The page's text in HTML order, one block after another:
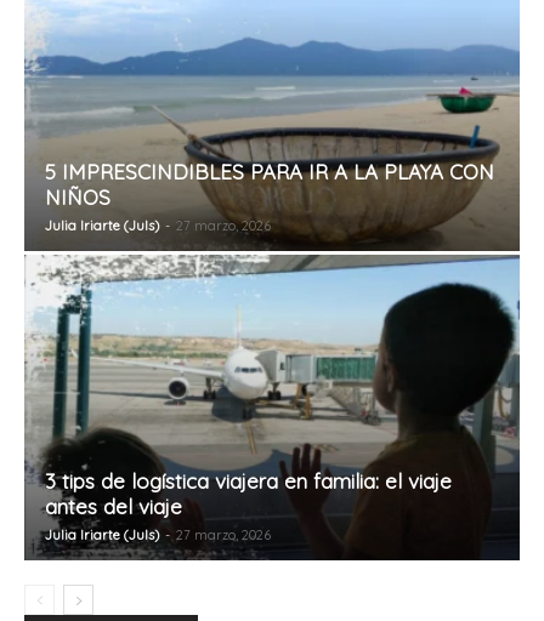
5 IMPRESCINDIBLES PARA IR A LA PLAYA CON
NIÑOS
Julia Iriarte (Juls) - 27 marzo, 2026
3 tips de logística viajera en familia: el viaje
antes del viaje
Julia Iriarte (Juls) - 27 marzo, 2026